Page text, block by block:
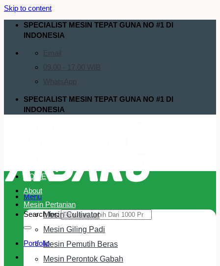
Skip to content
SPECIALIST MESIN TEPAT GUNA NO #1 DI
INDONESIA
SPECIALIST MESIN TEPAT GUNA NO #1 DI
INDONESIA
Menu
Search for:
Portfolio
HOME
About
Mesin Pertanian
Mesin Cultivator
Mesin Giling Padi
Mesin Pemutih Beras
Mesin Perontok Gabah